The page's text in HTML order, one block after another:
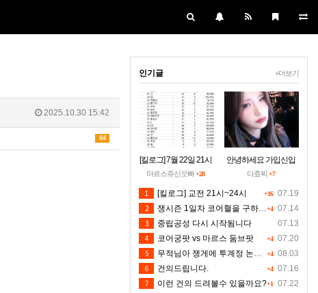
2025.10.30 15:42
84
+더보기
인기글
[킬로그] 7월 22일 21시
~24시30분 [수정본]
마르스쥬신오빠+28
안녕하세요 가입신입
입니당~
다효찌+7
+16 07.19
1 [킬로그] 교전 21시~24시
+4 07.14
2
쟁시즌 1일차 코어혈을 구하소서
07.13
3 중립공성 다시 시작됨니다
+4 07.20
4 코어궁팟 vs 마르스 둠브팟
+4 08.03
5 무적님아 쟁게에 투계정 논란좀 만들지 마세요
+4 07.16
6 건의드립니다.
+1 07.22
7 이런 건의 드려볼수 있을까요?